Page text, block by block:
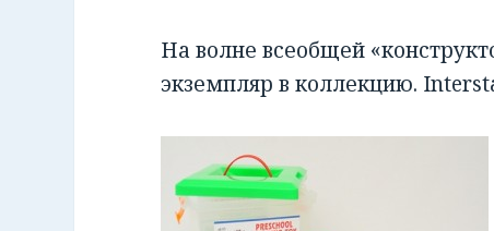
На волне всеобщей
экземпляр в коллекцию.